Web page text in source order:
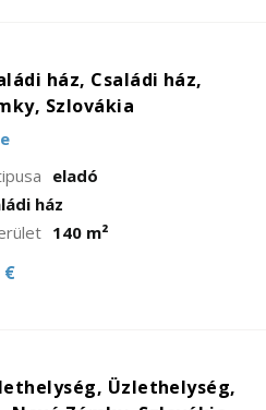
ház, Családi ház,
Szlovákia
eladó
ház
140 m²
€
Üzlethelység,